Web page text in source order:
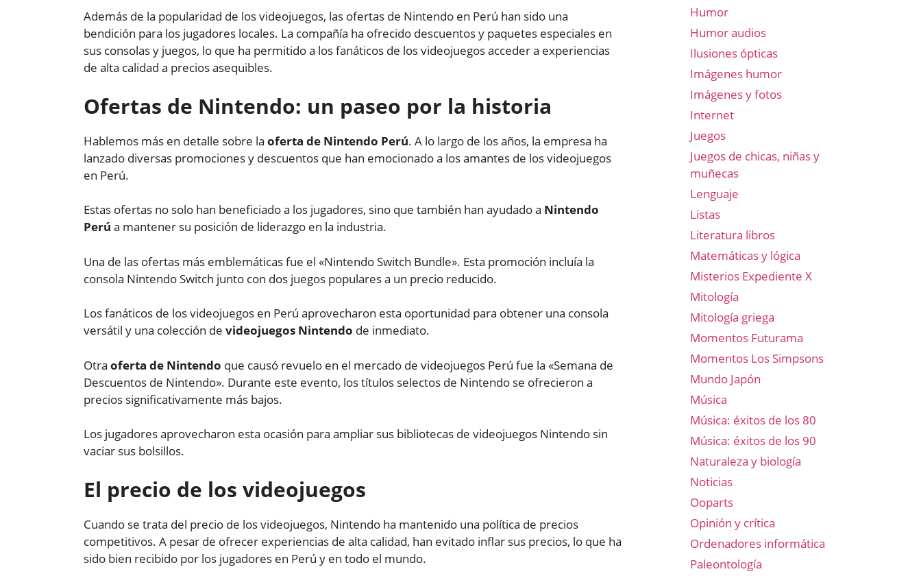
Además de la popularidad de los videojuegos, las ofertas de Nintendo en Perú han sido una
bendición para los jugadores locales. La compañía ha ofrecido descuentos y paquetes especiales en
sus consolas y juegos, lo que ha permitido a los fanáticos de los videojuegos acceder a experiencias
de alta calidad a precios asequibles.
Ofertas de Nintendo: un paseo por la historia
Hablemos más en detalle sobre la oferta de Nintendo Perú. A lo largo de los años, la empresa ha
lanzado diversas promociones y descuentos que han emocionado a los amantes de los videojuegos
en Perú.
Estas ofertas no solo han beneficiado a los jugadores, sino que también han ayudado a Nintendo
Perú a mantener su posición de liderazgo en la industria.
Una de las ofertas más emblemáticas fue el «Nintendo Switch Bundle». Esta promoción incluía la
consola Nintendo Switch junto con dos juegos populares a un precio reducido.
Los fanáticos de los videojuegos en Perú aprovecharon esta oportunidad para obtener una consola
versátil y una colección de videojuegos Nintendo de inmediato.
Otra oferta de Nintendo que causó revuelo en el mercado de videojuegos Perú fue la «Semana de
Descuentos de Nintendo». Durante este evento, los títulos selectos de Nintendo se ofrecieron a
precios significativamente más bajos.
Los jugadores aprovecharon esta ocasión para ampliar sus bibliotecas de videojuegos Nintendo sin
vaciar sus bolsillos.
El precio de los videojuegos
Cuando se trata del precio de los videojuegos, Nintendo ha mantenido una política de precios
competitivos. A pesar de ofrecer experiencias de alta calidad, han evitado inflar sus precios, lo que ha
sido bien recibido por los jugadores en Perú y en todo el mundo.
Humor
Humor audios
Ilusiones ópticas
Imágenes humor
Imágenes y fotos
Internet
Juegos
Juegos de chicas, niñas y
muñecas
Lenguaje
Listas
Literatura libros
Matemáticas y lógica
Misterios Expediente X
Mitología
Mitología griega
Momentos Futurama
Momentos Los Simpsons
Mundo Japón
Música
Música: éxitos de los 80
Música: éxitos de los 90
Naturaleza y biología
Noticias
Ooparts
Opinión y crítica
Ordenadores informática
Paleontología